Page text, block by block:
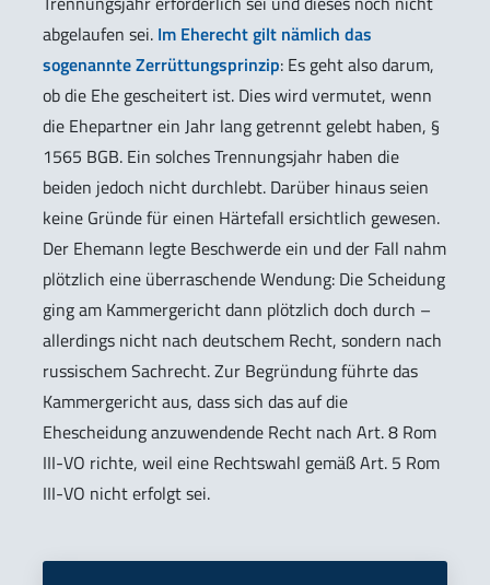
abgelaufen sei. Im Eherecht gilt nämlich das
sogenannte Zerrüttungsprinzip: Es geht also darum,
ob die Ehe gescheitert ist. Dies wird vermutet, wenn
die Ehepartner ein Jahr lang getrennt gelebt haben, §
1565 BGB. Ein solches Trennungsjahr haben die
beiden jedoch nicht durchlebt. Darüber hinaus seien
keine Gründe für einen Härtefall ersichtlich gewesen.
Der Ehemann legte Beschwerde ein und der Fall nahm
plötzlich eine überraschende Wendung: Die Scheidung
ging am Kammergericht dann plötzlich doch durch –
allerdings nicht nach deutschem Recht, sondern nach
russischem Sachrecht. Zur Begründung führte das
Kammergericht aus, dass sich das auf die
Ehescheidung anzuwendende Recht nach Art. 8 Rom
III-VO richte, weil eine Rechtswahl gemäß Art. 5 Rom
III-VO nicht erfolgt sei.